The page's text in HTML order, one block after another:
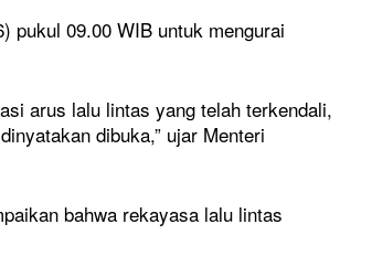
pukul 09.00 WIB untuk mengurai
arus lalu lintas yang telah terkendali,
dibuka,” ujar Menteri
bahwa rekayasa lalu lintas